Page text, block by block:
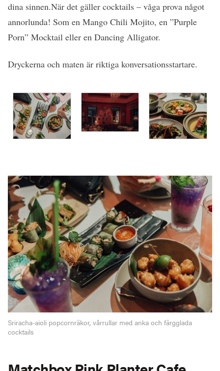
dina sinnen.När det gäller cocktails – våga prova något
annorlunda! Som en Mango Chili Mojito, en ”Purple
Porn” Mocktail eller en Dancing Alligator.
Dryckerna och maten är riktiga konversationsstartare.
Sriracha-aioli popcornräkor, vårrullar med anka och färgglada
cocktails